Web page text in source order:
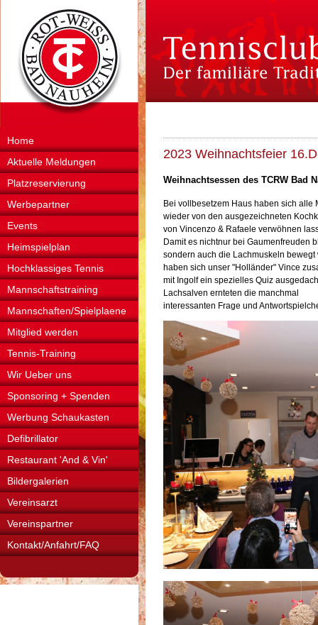
Home
Aktuelle Meldungen
Platzreservierung
Werbepartner
Events
Heimspielplan
Hochklassiges Tennis
Mannschaftstraining
Mannschaften/Spielplaene
Mitglied werden
Tennis-Training
Wir Ueber uns
Sponsoring + Spenden
Werbung Schaukasten
Defibrillator
Restaurant 'And & Vin'
Bildergalerien
Vereinsarzt
Vereinspartner
Kontakt/Anfahrt/FAQ
2023 Weihnachtsfeier
Weihnachtsessen des TCRW Bad
Bei vollbesetzem Haus haben sich alle
wieder von den ausgezeichneten
von Vincenzo & Rafaele verwöhnen
Damit es nichtnur bei Gaumenfreuden
sondern auch die Lachmuskeln bewegt
haben sich unser "Holländer" Vince
mit Ingolf ein spezielles Quiz
Lachsalven ernteten die manchmal
interessanten Frage und